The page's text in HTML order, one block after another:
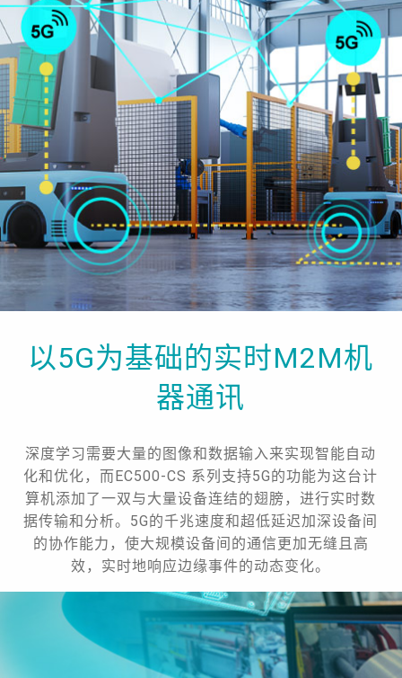
以5G为基础的实时M2M机
器通讯
深度学习需要大量的图像和数据输入来实现智能自动
化和优化，而EC500-CS 系列支持5G的功能为这台计
算机添加了一双与大量设备连结的翅膀，进行实时数
据传输和分析。5G的千兆速度和超低延迟加深设备间
的协作能力，使大规模设备间的通信更加无缝且高
效，实时地响应边缘事件的动态变化。